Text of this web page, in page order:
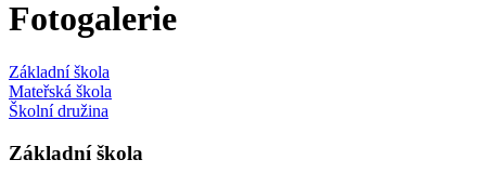
Fotogalerie
Základní škola
Mateřská škola
Školní družina
Základní škola